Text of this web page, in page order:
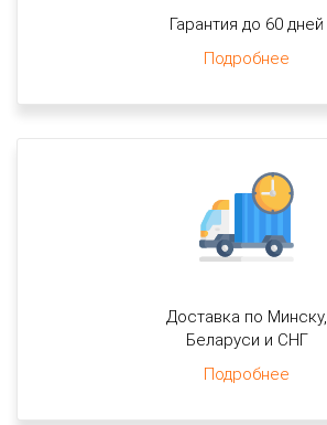
Гарантия до 60 дней
Подробнее
Доставка по Минску,
Беларуси и СНГ
Подробнее